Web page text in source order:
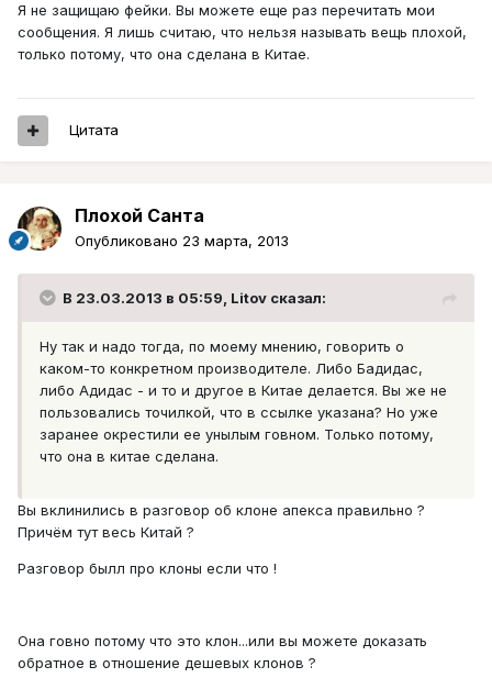
Я не защищаю фейки. Вы можете еще раз перечитать мои
сообщения. Я лишь считаю, что нельзя называть вещь плохой,
только потому, что она сделана в Китае.
Цитата
Плохой Санта
Опубликовано 23 марта, 2013
В 23.03.2013 в 05:59, Litov сказал:
Ну так и надо тогда, по моему мнению, говорить о
каком-то конкретном производителе. Либо Бадидас,
либо Адидас - и то и другое в Китае делается. Вы же не
пользовались точилкой, что в ссылке указана? Но уже
заранее окрестили ее унылым говном. Только потому,
что она в китае сделана.
Вы вклинились в разговор об клоне апекса правильно ?
Причём тут весь Китай ?
Разговор былл про клоны если что !
Она говно потому что это клон...или вы можете доказать
обратное в отношение дешевых клонов ?